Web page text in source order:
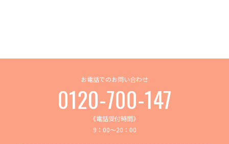
お電話でのお問い合わせ
0120-700-147
《電話受付時間》
9：00～20：00